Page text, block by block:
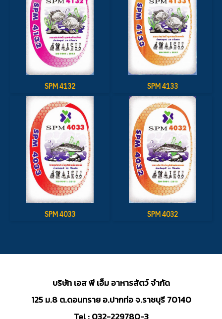
SPM 4132 SPM 4133
SPM 4033 SPM 4032
บริษัท เอส พี เอ็ม อาหารสัตว์ จำกัด
125 ม.8 ต.ดอนทราย อ.ปากท่อ จ.ราชบุรี 70140
Tel : 032-229780-3